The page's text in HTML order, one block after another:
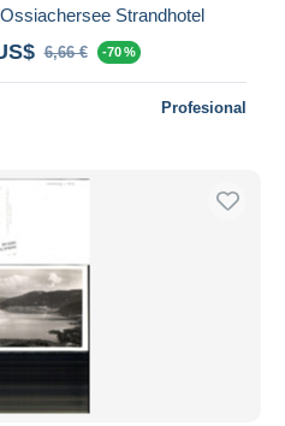
Strandhotel
6,66 € -70 %
Profesional